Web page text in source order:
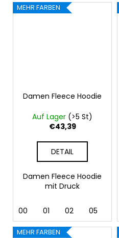
MEHR FARBEN
Damen Fleece Hoodie
Auf Lager (>5 St)
€43,39
DETAIL
Damen Fleece Hoodie
mit Druck
00 01 02 05
MEHR FARBEN